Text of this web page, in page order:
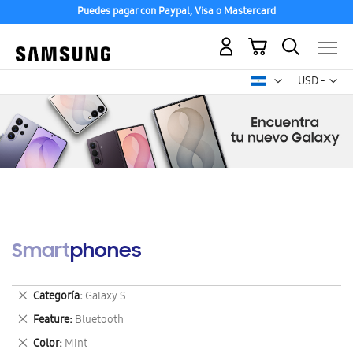
Puedes pagar con Paypal, Visa o Mastercard
USD -
dólar
Mi carrito
Smartphones
Categoría Galaxy S
Eliminar
este
artículo
Feature Bluetooth
Eliminar
este
Color Mint
Eliminar